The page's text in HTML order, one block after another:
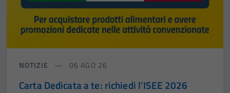
NOTIZIE 06 AGO 26
Carta Dedicata a te: richiedi l’ISEE 2026